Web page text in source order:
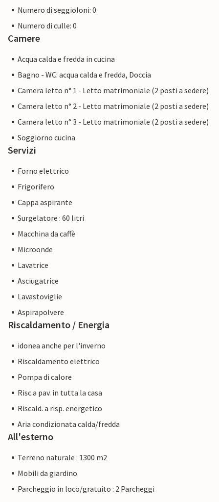
Numero di seggioloni: 0
Numero di culle: 0
Camere
Acqua calda e fredda in cucina
Bagno - WC: acqua calda e fredda, Doccia
Camera letto n° 1 - Letto matrimoniale (2 posti a sedere)
Camera letto n° 2 - Letto matrimoniale (2 posti a sedere)
Camera letto n° 3 - Letto matrimoniale (2 posti a sedere)
Soggiorno cucina
Servizi
Forno elettrico
Frigorifero
Cappa aspirante
Surgelatore : 60 litri
Macchina da caffè
Microonde
Lavatrice
Asciugatrice
Lavastoviglie
Aspirapolvere
Riscaldamento / Energia
idonea anche per l'inverno
Riscaldamento elettrico
Pompa di calore
Risc.a pav. in tutta la casa
Riscald. a risp. energetico
Aria condizionata calda/fredda
All'esterno
Terreno naturale : 1300 m2
Mobili da giardino
Parcheggio in loco/gratuito : 2 Parcheggi